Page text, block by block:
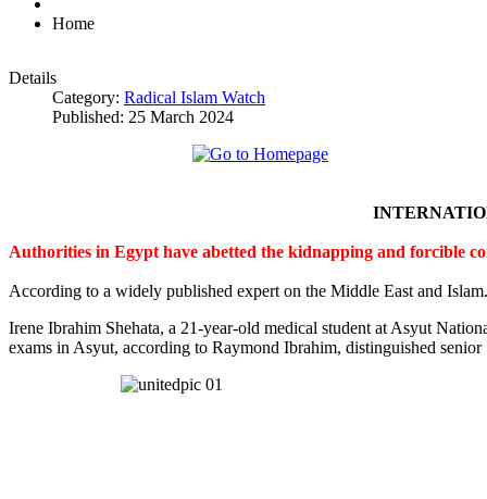
Home
Details
Category: Radical Islam Watch
Published: 25 March 2024
Authorities in Egypt have abetted the kidnapping and forcible
According to a widely published expert on the Middle East and Islam.
Irene Ibrahim Shehata, a 21-year-old medical student at Asyut
exams in Asyut, according to Raymond Ibrahim, distinguished